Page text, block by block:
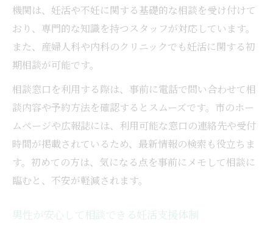
機関は、妊活や不妊に関する基礎的な相談を受け付けて
おり、専門的な知識を持つスタッフが対応しています。
また、産婦人科や内科のクリニックでも妊活に関する初
期相談が可能です。
相談窓口を利用する際は、事前に電話で問い合わせて相
談内容や予約方法を確認するとスムーズです。市のホー
ムページや広報誌には、利用可能な窓口の連絡先や受付
時間が掲載されているため、最新情報の検索も役立ちま
す。初めての方は、気になる点を事前にメモして相談に
臨むと、不安が軽減されます。
男性が安心して相談できる妊活支援体制